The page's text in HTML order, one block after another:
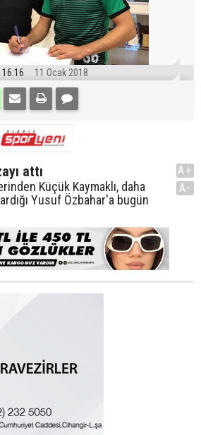
16:16 11 Ocak 2018
attı
Küçük Kaymaklı, daha
Yusuf Özbahar'a bugün
A+
A-